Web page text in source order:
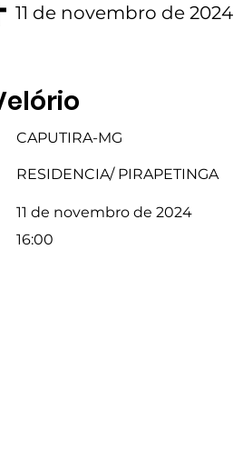
11 de novembro de 2024
CAPUTIRA-MG
RESIDENCIA/ PIRAPETINGA
11 de novembro de 2024
16:00